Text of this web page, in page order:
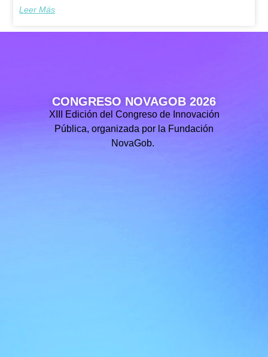
Leer Más
CONGRESO NOVAGOB 2026
XIII Edición del Congreso de Innovación
Pública, organizada por la Fundación
NovaGob.